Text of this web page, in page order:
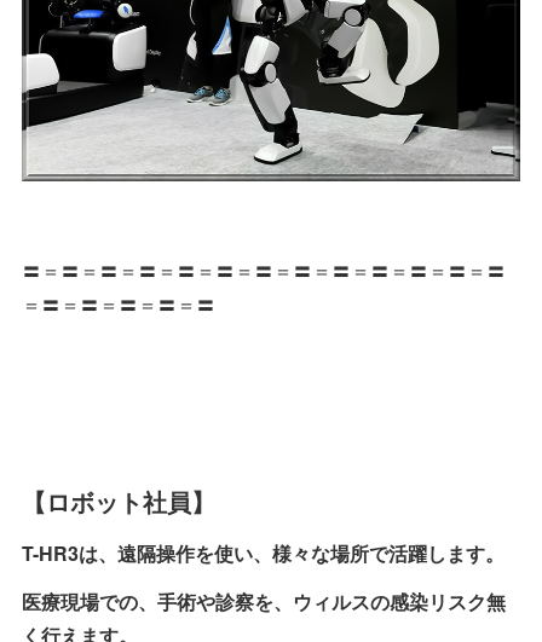
〓＝〓＝〓＝〓＝〓＝〓＝〓＝〓＝〓＝〓＝〓＝〓＝〓
＝〓＝〓＝〓＝〓＝〓
【ロボット社員】
T-HR3は、遠隔操作を使い、様々な場所で活躍します。
医療現場での、手術や診察を、ウィルスの感染リスク無
く行えます。